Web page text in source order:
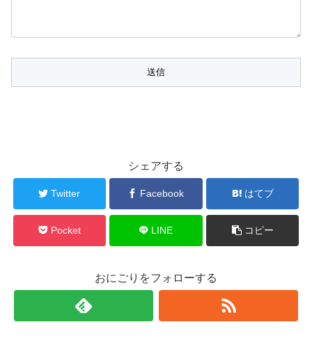
シェアする
Twitter Facebook はてブ
Pocket LINE コピー
おにごりをフォローする